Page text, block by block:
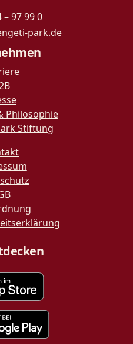
– 97 99 0
park.de
Philosophie
Stiftung